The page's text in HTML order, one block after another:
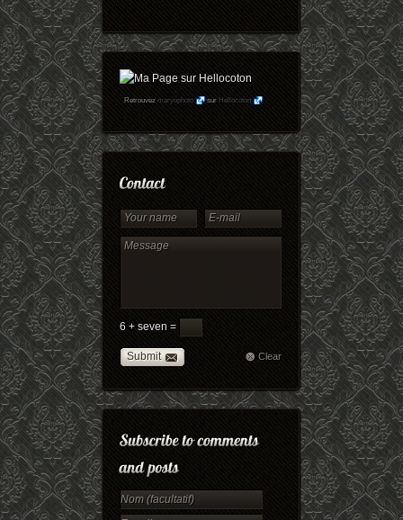
Retrouvezmaryophoto surHellocoton
6 + seven =
Submit Clear